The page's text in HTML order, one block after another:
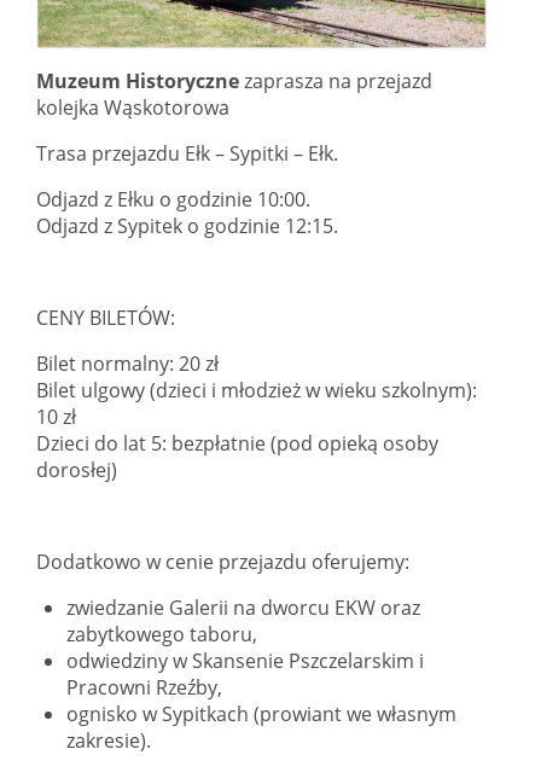
Muzeum Historycznezaprasza na przejazd
kolejka Wąskotorowa
Trasa przejazdu Ełk – Sypitki – Ełk.
Odjazd z Ełku o godzinie 10:00.
Odjazd z Sypitek o godzinie 12:15.
CENY BILETÓW:
Bilet normalny: 20 zł
Bilet ulgowy (dzieci i młodzież w wieku szkolnym):
10 zł
Dzieci do lat 5: bezpłatnie (pod opieką osoby
dorosłej)
Dodatkowo w cenie przejazdu oferujemy:
zwiedzanie Galerii na dworcu EKW oraz
zabytkowego taboru,
odwiedziny w Skansenie Pszczelarskim i
Pracowni Rzeźby,
ognisko w Sypitkach (prowiant we własnym
zakresie).